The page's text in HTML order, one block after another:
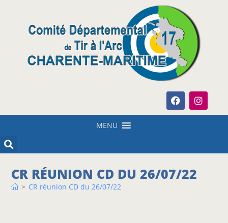
MENU
CR RÉUNION CD DU 26/07/22
> CR réunion CD du 26/07/22